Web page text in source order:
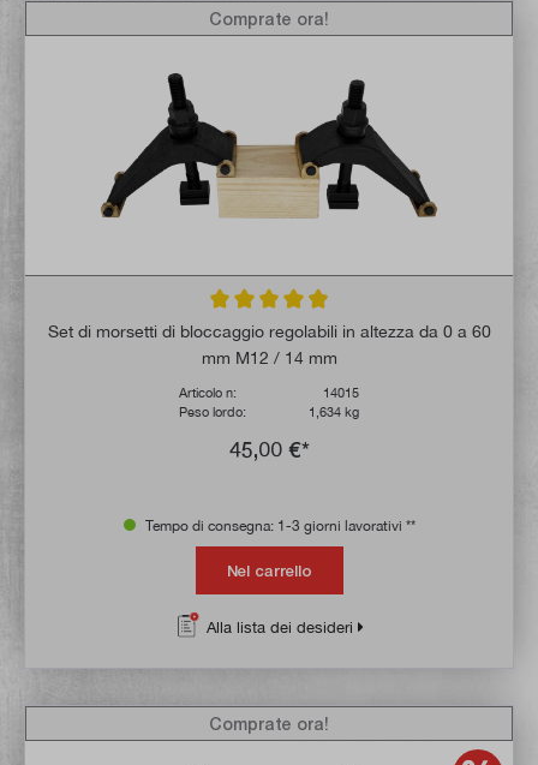
Valutazione media di 4.8 su 5 stelle
Set di morsetti di bloccaggio regolabili in altezza da 0 a 60
mm M12 / 14 mm
Articolo n:
14015
Peso lordo:
1,634 kg
45,00 €*
Comprate ora!
Tempo di consegna: 1-3 giorni lavorativi **
Nel carrello
Alla lista dei desideri
Comprate ora!